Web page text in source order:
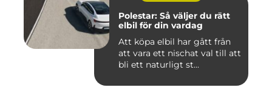
Polestar: Så väljer du rätt
elbil för din vardag
Att köpa elbil har gått från
att vara ett nischat val till att
bli ett naturligt st...